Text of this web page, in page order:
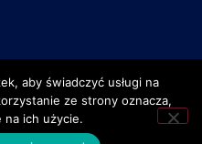
aby świadczyć usługi na
ze strony oznacza,
na ich użycie.